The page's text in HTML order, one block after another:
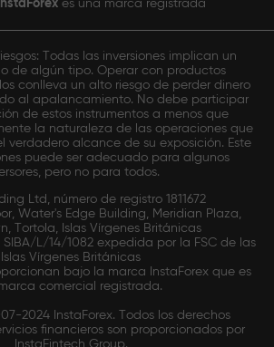
es una marca registrada
Todas las inversiones implican un
de algún tipo. Operar con productos
conlleva un alto riesgo de perder dinero
al apalancamiento. No debe participar
de estos instrumentos a menos que
la naturaleza de las operaciones que
verdadero alcance de su exposición. Este
puede ser adecuado para algunos
pero no para todos.
Ltd, número de registro 1811672
Water's Edge Building, Meridian Plaza,
Tortola, Islas Vírgenes Británicas
L/14/1082 expedida por la FSC de las
Islas Vírgenes Británicas
bajo la marca InstaForex que es
comercial registrada.
2024 InstaForex. Todos los derechos
financieros son proporcionados por
InstaFintech Group.